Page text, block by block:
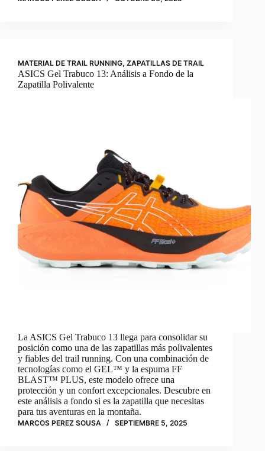
MATERIAL DE TRAIL RUNNING, ZAPATILLAS DE TRAIL
ASICS Gel Trabuco 13: Análisis a Fondo de la
Zapatilla Polivalente
La ASICS Gel Trabuco 13 llega para consolidar su
posición como una de las zapatillas más polivalentes
y fiables del trail running. Con una combinación de
tecnologías como el GEL™ y la espuma FF
BLAST™ PLUS, este modelo ofrece una
protección y un confort excepcionales. Descubre en
este análisis a fondo si es la zapatilla que necesitas
para tus aventuras en la montaña.
MARCOS PEREZ SOUSA SEPTIEMBRE 5, 2025